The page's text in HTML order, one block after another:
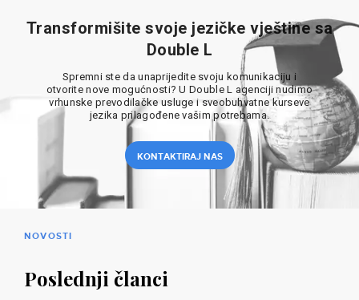
Transformišite svoje jezičke vještine sa
Double L
Spremni ste da unaprijedite svoju komunikaciju i
otvorite nove mogućnosti? U Double L agenciji nudimo
vrhunske prevodilačke usluge i sveobuhvatne kurseve
jezika prilagođene vašim potrebama.
KONTAKTIRAJ NAS
NOVOSTI
Poslednji članci